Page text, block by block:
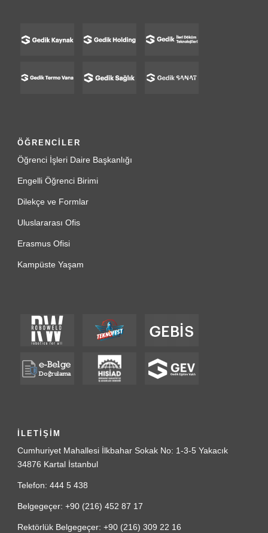
ÖĞRENCİLER
Öğrenci İşleri Daire Başkanlığı
Engelli Öğrenci Birimi
Dilekçe ve Formlar
Uluslararası Ofis
Erasmus Ofisi
Kampüste Yaşam
İLETİŞİM
Cumhuriyet Mahallesi İlkbahar Sokak No: 1-3-5 Yakacık
34876 Kartal İstanbul
Telefon: 444 5 438
Belgegeçer: +90 (216) 452 87 17
Rektörlük Belgegeçer: +90 (216) 309 22 16